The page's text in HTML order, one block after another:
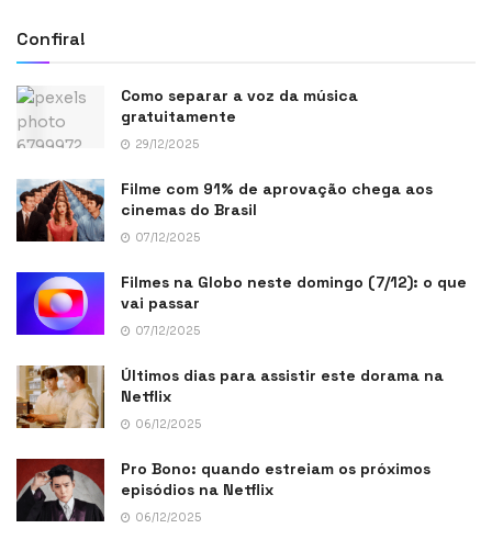
Confira!
Como separar a voz da música
gratuitamente
29/12/2025
Filme com 91% de aprovação chega aos
cinemas do Brasil
07/12/2025
Filmes na Globo neste domingo (7/12): o que
vai passar
07/12/2025
Últimos dias para assistir este dorama na
Netflix
06/12/2025
Pro Bono: quando estreiam os próximos
episódios na Netflix
06/12/2025